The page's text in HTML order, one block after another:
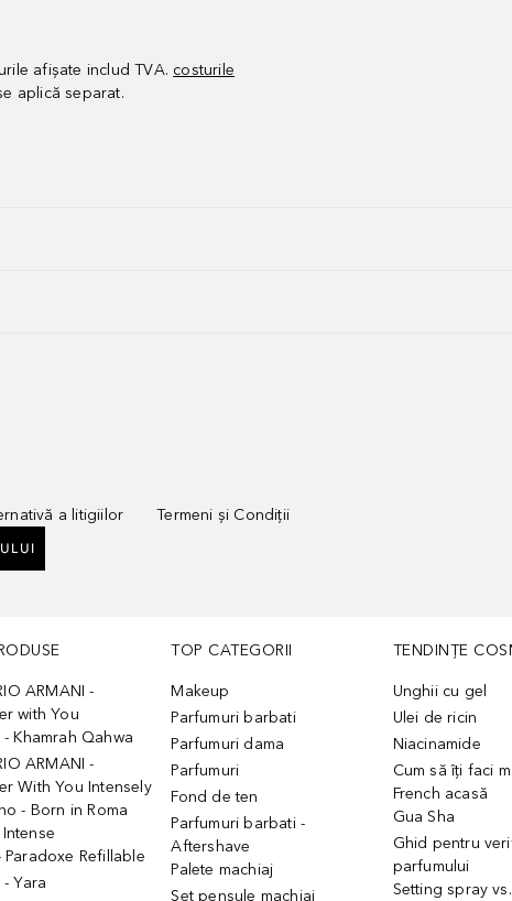
afișate includ TVA. costurile
aplică separat.
a litigiilor
Termeni și Condiții
ARMANI -
with You
Khamrah Qahwa
ARMANI -
With You Intensely
- Born in Roma
Paradoxe Refillable
Yara
TOP CATEGORII
Makeup
Parfumuri barbati
Parfumuri dama
Parfumuri
Fond de ten
Parfumuri barbati -
Aftershave
Palete machiaj
Set pensule machiaj
TENDINȚE
Unghii cu gel
Ulei de ricin
Niacinamide
Cum să îți faci
French acasă
Gua Sha
Ghid pentru
parfumului
Setting spray